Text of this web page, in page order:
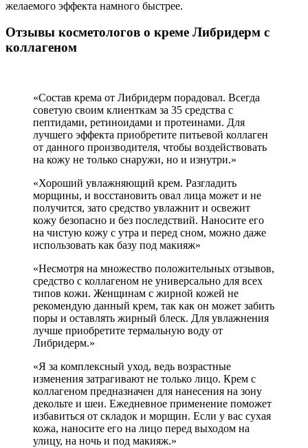
желаемого эффекта намного быстрее.
Отзывы косметологов о креме Либридерм с
коллагеном
«Состав крема от Либридерм порадовал. Всегда
советую своим клиенткам за 35 средства с
пептидами, ретиноидами и протеинами. Для
лучшего эффекта приобретите питьевой коллаген
от данного производителя, чтобы воздействовать
на кожу не только снаружи, но и изнутри.»
«Хороший увлажняющий крем. Разгладить
морщины, и восстановить овал лица может и не
получится, зато средство увлажнит и освежит
кожу безопасно и без последствий. Наносите его
на чистую кожу с утра и перед сном, можно даже
использовать как базу под макияж»
«Несмотря на множество положительных отзывов,
средство с коллагеном не универсально для всех
типов кожи. Женщинам с жирной кожей не
рекомендую данный крем, так как он может забить
поры и оставлять жирный блеск. Для увлажнения
лучше приобретите термальную воду от
Либридерм.»
«Я за комплексный уход, ведь возрастные
изменения затрагивают не только лицо. Крем с
коллагеном предназначен для нанесения на зону
декольте и шеи. Ежедневное применение поможет
избавиться от складок и морщин. Если у вас сухая
кожа, наносите его на лицо перед выходом на
улицу, на ночь и под макияж.»